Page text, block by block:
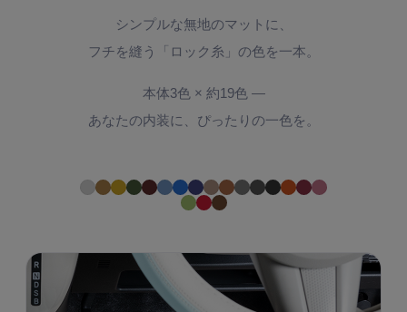
シンプルな無地のマットに、
フチを縫う「ロック糸」の色を一本。
本体3色 × 約19色 ―
あなたの内装に、ぴったりの一色を。